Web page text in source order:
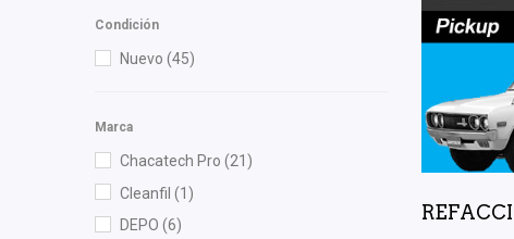
Condición
Nuevo (45)
Marca
Chacatech Pro (21)
Cleanfil (1)
DEPO (6)